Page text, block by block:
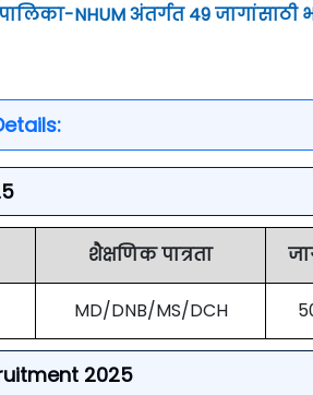
NHUM अंतर्गत 49 जागांसाठी
शैक्षणिक पात्रता
MD/DNB/MS/DCH
2025